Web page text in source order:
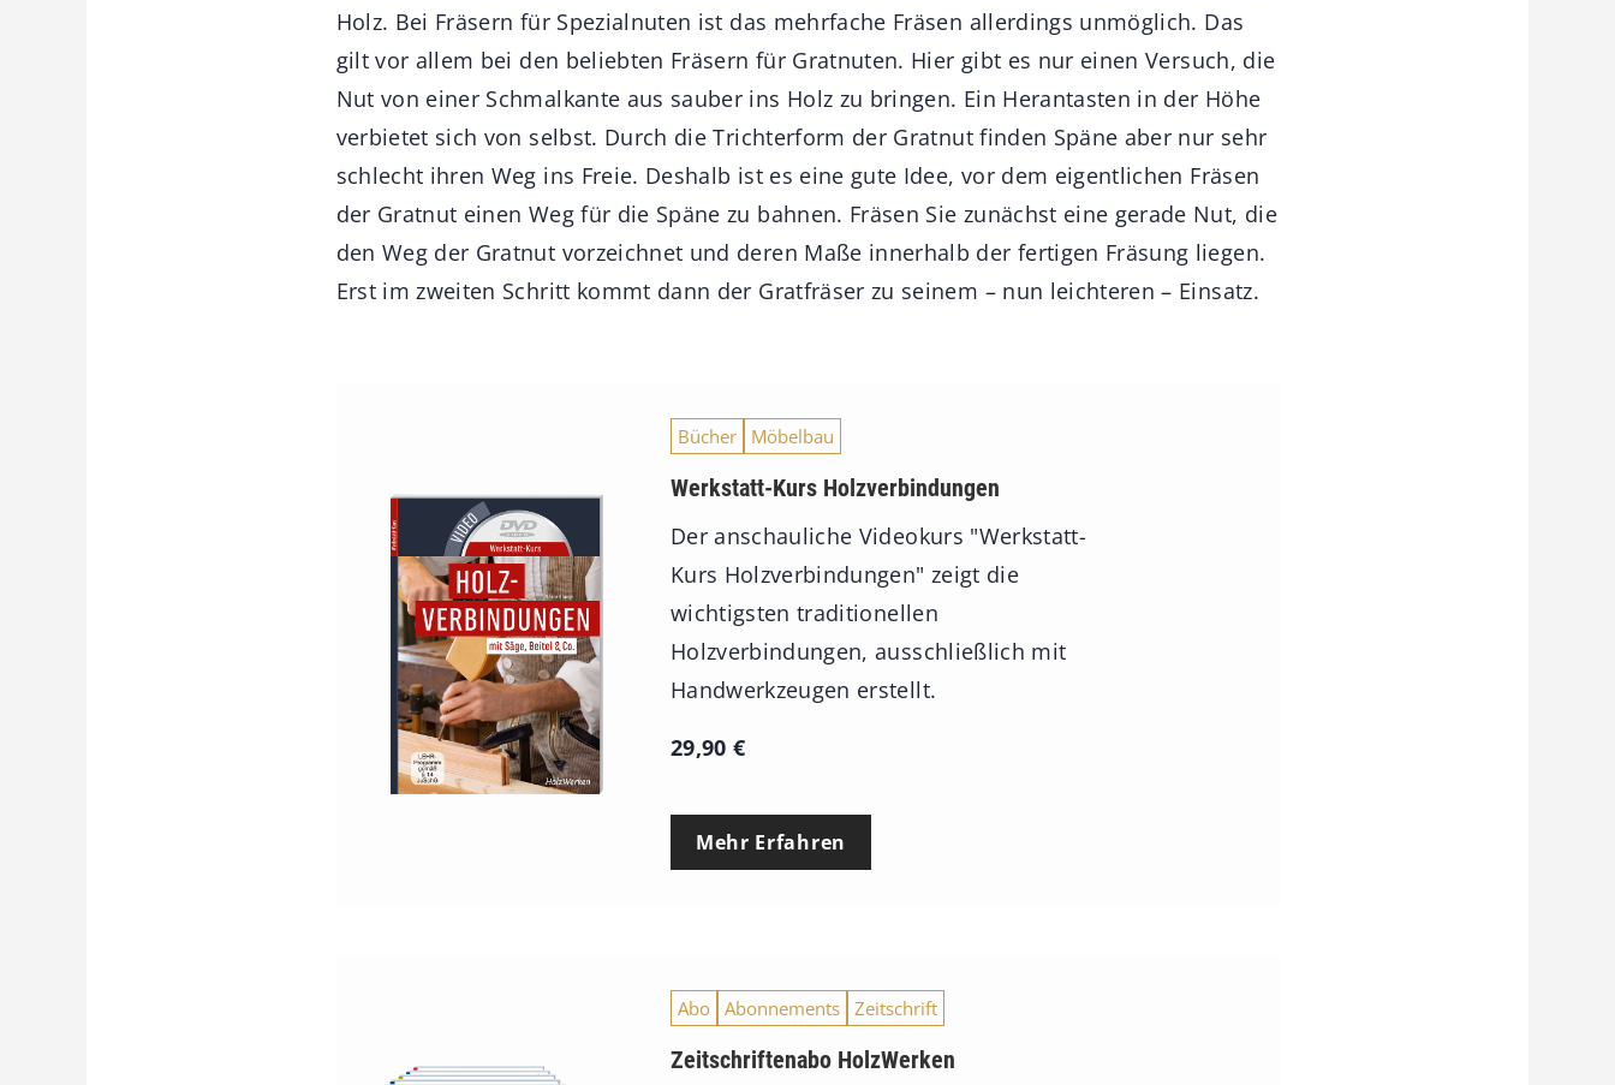
Holz. Bei Fräsern für Spezialnuten ist das mehrfache Fräsen allerdings unmöglich. Das
gilt vor allem bei den beliebten Fräsern für Gratnuten. Hier gibt es nur einen Versuch, die
Nut von einer Schmalkante aus sauber ins Holz zu bringen. Ein Herantasten in der Höhe
verbietet sich von selbst. Durch die Trichterform der Gratnut finden Späne aber nur sehr
schlecht ihren Weg ins Freie. Deshalb ist es eine gute Idee, vor dem eigentlichen Fräsen
der Gratnut einen Weg für die Späne zu bahnen. Fräsen Sie zunächst eine gerade Nut, die
den Weg der Gratnut vorzeichnet und deren Maße innerhalb der fertigen Fräsung liegen.
Erst im zweiten Schritt kommt dann der Gratfräser zu seinem – nun leichteren – Einsatz.
Bücher Möbelbau
Werkstatt-Kurs Holzverbindungen
Der anschauliche Videokurs "Werkstatt-
Kurs Holzverbindungen" zeigt die
wichtigsten traditionellen
Holzverbindungen, ausschließlich mit
Handwerkzeugen erstellt.
29,90 €
Mehr Erfahren
Abo Abonnements Zeitschrift
Zeitschriftenabo HolzWerken